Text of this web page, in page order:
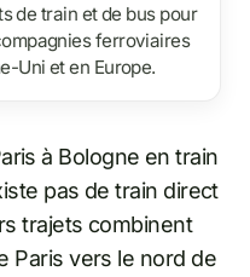
de train et de bus pour
ferroviaires
Uni et en Europe.
à Bologne en train
pas de train direct
trajets combinent
Paris vers le nord de